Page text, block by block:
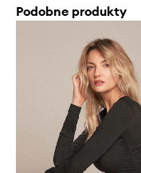
Podobne produkty